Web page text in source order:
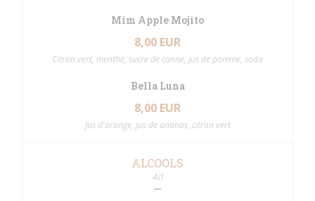
Mim Apple Mojito
8,00 EUR
Citron vert, menthe, sucre de canne, jus de pomme, soda
Bella Luna
8,00 EUR
Jus d'orange, jus de ananas ,citron vert
ALCOOLS
4cl